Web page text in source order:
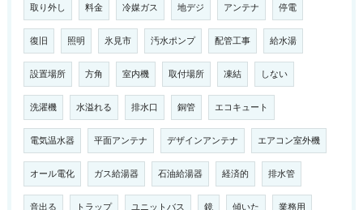
取り外し 料金 冷媒ガス 地デジ アンテナ 停電
復旧 照明 氷見市 汚水ポンプ 配管工事 給水湯
設置場所 方角 室内機 取付場所 凍結 しない
洗濯機 水溢れる 排水口 銅管 エコキュート
電気温水器 平面アンテナ デザインアンテナ エアコン室外機
オール電化 ガス給湯器 石油給湯器 経済的 排水管
音出る トラップ ユニットバス 鏡 傾いた 業務用